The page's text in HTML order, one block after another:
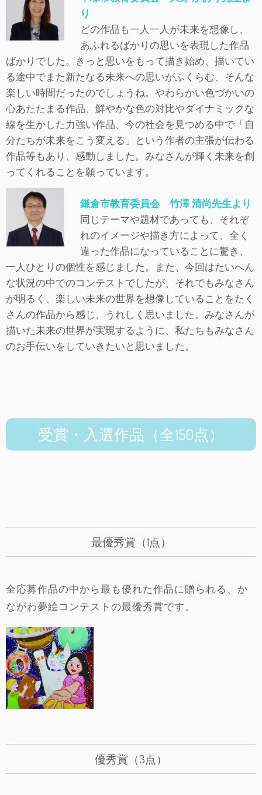
り
どの作品も一人一人が未来を想像し、
あふれるばかりの思いを表現した作品
ばかりでした。きっと思いをもって描き始め、描いてい
る途中でまた新たなる未来への思いがふくらむ、そんな
楽しい時間だったのでしょうね。やわらかい色づかいの
心あたたまる作品、鮮やかな色の対比やダイナミックな
線を生かした力強い作品、今の社会を見つめる中で「自
分たちが未来をこう変える」という作者の主張が伝わる
作品等もあり、感動しました。みなさんが輝く未来を創
ってくれることを願っています。
鎌倉市教育委員会 竹澤 清尚先生より
同じテーマや題材であっても、それぞ
れのイメージや描き方によって、全く
違った作品になっていることに驚き、
一人ひとりの個性を感じました。また、今回はたいへん
な状況の中でのコンテストでしたが、それでもみなさん
が明るく、楽しい未来の世界を想像していることをたく
さんの作品から感じ、うれしく思いました。みなさんが
描いた未来の世界が実現するように、私たちもみなさん
のお手伝いをしていきたいと思いました。
受賞・入選作品（全150点）
最優秀賞（1点）
全応募作品の中から最も優れた作品に贈られる、か
ながわ夢絵コンテストの最優秀賞です。
優秀賞（3点）